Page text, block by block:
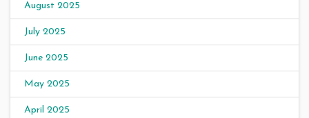
August 2025
July 2025
June 2025
May 2025
April 2025